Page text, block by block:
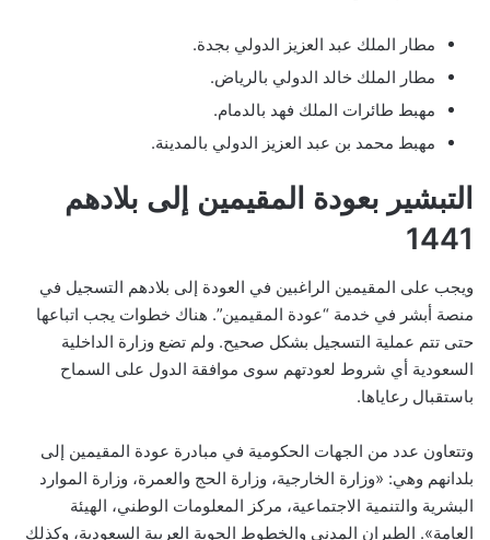
مطار الملك عبد العزيز الدولي بجدة.
مطار الملك خالد الدولي بالرياض.
مهبط طائرات الملك فهد بالدمام.
مهبط محمد بن عبد العزيز الدولي بالمدينة.
التبشير بعودة المقيمين إلى بلادهم
1441
ويجب على المقيمين الراغبين في العودة إلى بلادهم التسجيل في
منصة أبشر في خدمة “عودة المقيمين”. هناك خطوات يجب اتباعها
حتى تتم عملية التسجيل بشكل صحيح. ولم تضع وزارة الداخلية
السعودية أي شروط لعودتهم سوى موافقة الدول على السماح
باستقبال رعاياها.
وتتعاون عدد من الجهات الحكومية في مبادرة عودة المقيمين إلى
بلدانهم وهي: «وزارة الخارجية، وزارة الحج والعمرة، وزارة الموارد
البشرية والتنمية الاجتماعية، مركز المعلومات الوطني، الهيئة
العامة». الطيران المدني والخطوط الجوية العربية السعودية، وكذلك